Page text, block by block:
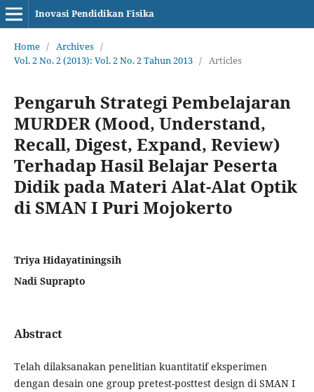
Inovasi Pendidikan Fisika
Home / Archives /
Vol. 2 No. 2 (2013): Vol. 2 No. 2 Tahun 2013 / Articles
Pengaruh Strategi Pembelajaran
MURDER (Mood, Understand,
Recall, Digest, Expand, Review)
‎Terhadap Hasil Belajar Peserta
Didik pada Materi Alat-Alat Optik
di SMAN I Puri Mojokerto
Triya Hidayatiningsih
Nadi Suprapto
Abstract
Telah dilaksanakan penelitian kuantitatif eksperimen
dengan desain one group pretest-posttest design di SMAN I